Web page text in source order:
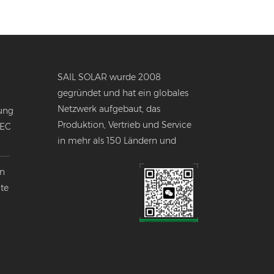
SAIL SOLAR wurde 2008
gegründet und hat ein globales
Netzwerk aufgebaut, das
Produktion, Vertrieb und Service
in mehr als 150 Ländern und